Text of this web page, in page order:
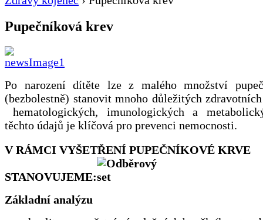
Pupečníková krev
Po narození dítěte lze z malého množství
(bezbolestně) stanovit mnoho důležitých
hematologických, imunologických a
těchto údajů je klíčová pro prevenci nemocnosti.
V RÁMCI VYŠETŘENÍ PUPEČNÍKOVÉ KRVE
STANOVUJEME:
Základní analýzu